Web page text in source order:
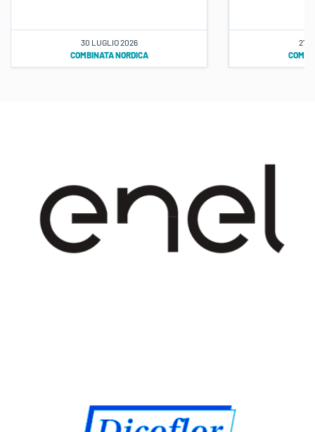
30 LUGLIO 2026
COMBINATA NORDICA
27